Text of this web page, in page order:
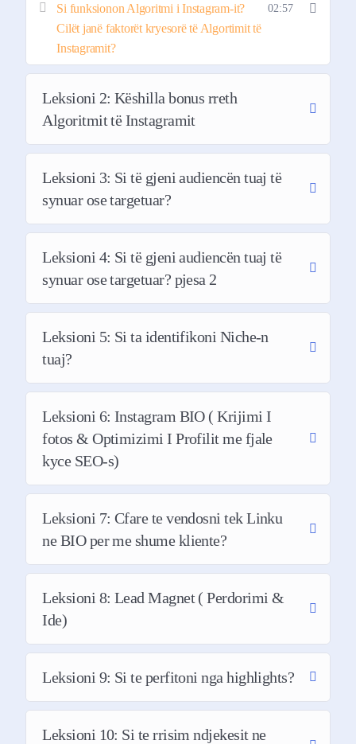
Une jam Marsilda Bialczak, një mentore
marketingu dhe biznesi me mbi 13 vite
dhe rrjetet sociale dhe 10+ vite eksperiencë në
shitje në industri të ndryshme në SHBA si
Cybersecurity, tech, kozmetik, pronat e
patundeshme etj.
Gjithashtu jam sipërmarrese e një agjencie
Marketingu Expand2Market.com ku ofrojmë
sherbime të ndryshme marketingu klientëve
tanë në mbarë botën nëse është menaxhimi i
rrjeteve sociale, SEO, influencer marketing,
reklama me anë të Meta ose Google e më
shumë.
Unë vete në mënyrë organike, pa shpenzuar
para në asnjë reklamë, e kam ndërtuar
biznesin tim nga zero vetem duke përdorur
rrjetet sociale. Ku e kam rritur audiencën time
në mbi 200 mijë Followers në të gjitha rrjetet e
ndryshme sociale duke perdorur një strategji
permbajtje si kjo qe do mësoni në këtë
trajnim.
E vërtëta është kjo…
Të nisësh një biznes nga zeroja, të jesh një
trajner dhe të përpiqesh ta rrisësh atë biznes çdo
muaj është e vështirë.
Dhe normalisht, jo çdo sipërmarrës është një
specialist i rrjeteve sociale apo i shitjeve.
Ju mund të jeni vërtet të mirë në atë që bëni apo
Si funksionon Algoritmi i Instagram-it?
Cilët janë faktorët kryesorë të Algortimit të
Instagramit?
02:57
Leksioni 2: Këshilla bonus rreth
Algoritmit të Instagramit
Leksioni 3: Si të gjeni audiencën tuaj të
synuar ose targetuar?
Leksioni 4: Si të gjeni audiencën tuaj të
synuar ose targetuar? pjesa 2
Leksioni 5: Si ta identifikoni Niche-n
tuaj?
Leksioni 6: Instagram BIO ( Krijimi I
fotos & Optimizimi I Profilit me fjale
kyce SEO-s)
Leksioni 7: Cfare te vendosni tek Linku
ne BIO per me shume kliente?
Leksioni 8: Lead Magnet ( Perdorimi &
Ide)
Leksioni 9: Si te perfitoni nga highlights?
Leksioni 10: Si te rrisim ndjekesit ne